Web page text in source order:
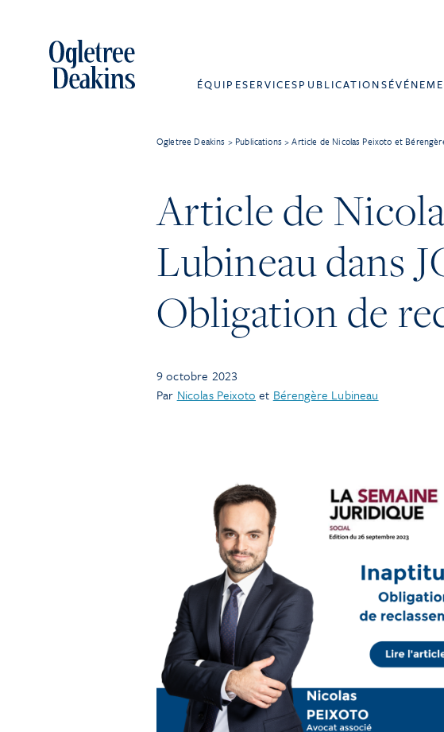
ÉQUIPESERVICESPUBLICATIONS
Ogletree Deakins > Publications >Article de Nicolas Peixoto et
Article de
Lubineau dans
Obligation de
9 octobre 2023
Par Nicolas Peixoto et Bérengère Lubineau